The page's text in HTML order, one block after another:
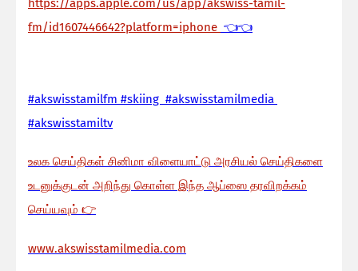
https://apps.apple.com/us/app/akswiss-tamil-
fm/id1607446642?platform=iphone 👈👈
#akswisstamilfm #skiing #akswisstamilmedia
#akswisstamiltv
உலக செய்திகள் சினிமா விளையாட்டு அரசியல் செய்திகளை
உடனுக்குடன் அறிந்து கொள்ள இந்த ஆப்ஸை தரவிறக்கம்
செய்யவும் 👉
www.akswisstamilmedia.com